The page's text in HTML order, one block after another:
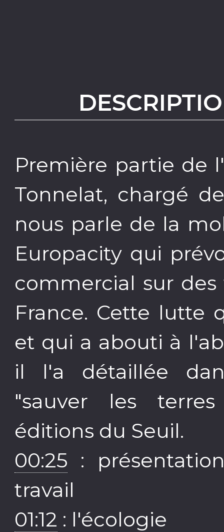
Première partie de
Tonnelat, chargé
nous parle de la
Europacity qui
commercial sur
France. Cette lutte
et qui a abouti à
il l'a détaillée
"sauver les
éditions du Seuil.
00:25 :
travail
01:12 : l'écologie